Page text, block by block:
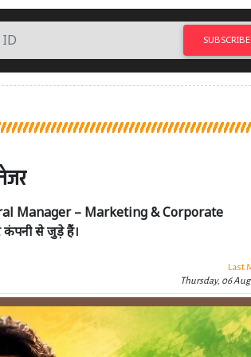
SUBSCRIBE
Manager – Marketing & Corporate
से जुड़े हैं।
Last
Thursday, 06